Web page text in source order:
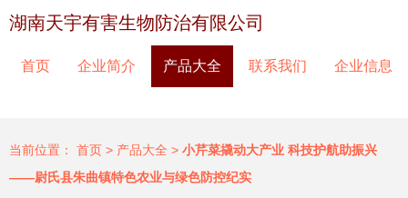
湖南天宇有害生物防治有限公司
首页 企业简介 产品大全 联系我们 企业信息
当前位置： 首页 > 产品大全 > 小芹菜撬动大产业 科技护航助振兴
——尉氏县朱曲镇特色农业与绿色防控纪实